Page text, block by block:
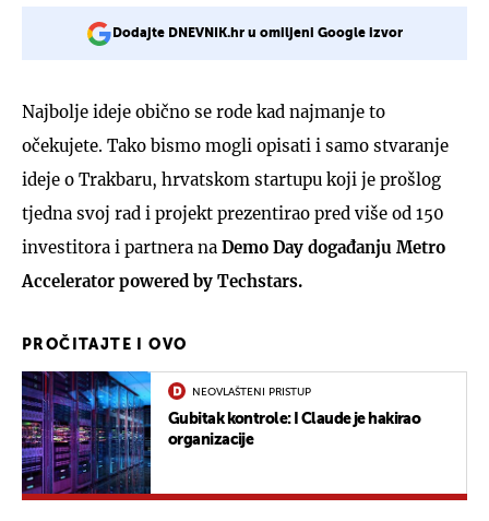
Dodajte DNEVNIK.hr u omiljeni Google izvor
Najbolje ideje obično se rode kad najmanje to
očekujete. Tako bismo mogli opisati i samo stvaranje
ideje o Trakbaru, hrvatskom startupu koji je prošlog
tjedna svoj rad i projekt prezentirao pred više od 150
investitora i partnera na Demo Day događanju Metro
Accelerator powered by Techstars.
PROČITAJTE I OVO
NEOVLAŠTENI PRISTUP
Gubitak kontrole: I Claude je hakirao
organizacije